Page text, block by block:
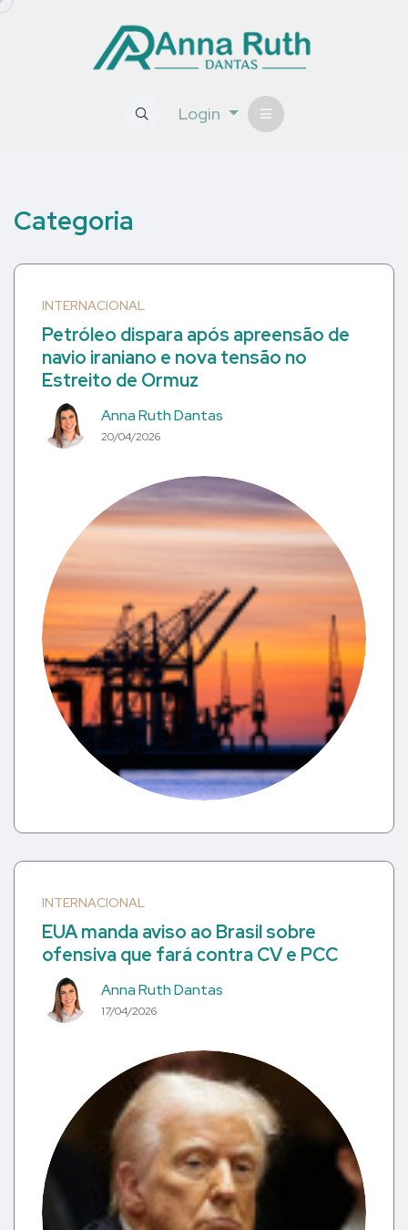
Login
Categoria
INTERNACIONAL
Petróleo dispara após apreensão de
navio iraniano e nova tensão no
Estreito de Ormuz
Anna Ruth Dantas
20/04/2026
INTERNACIONAL
EUA manda aviso ao Brasil sobre
ofensiva que fará contra CV e PCC
Anna Ruth Dantas
17/04/2026